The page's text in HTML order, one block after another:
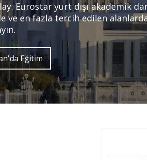
Eurostar yurt dışı akademik
ve en fazla tercih edilen
Eğitim